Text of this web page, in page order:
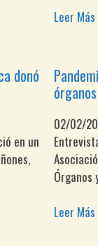
Leer Más
donó
en un
02/02/
Órganos
Leer Más